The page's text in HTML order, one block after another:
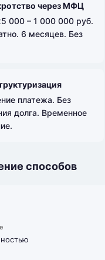
через МФЦ
000 – 1 000 000 руб.
6 месяцев. Без
платежа. Без
долга. Временное
способов